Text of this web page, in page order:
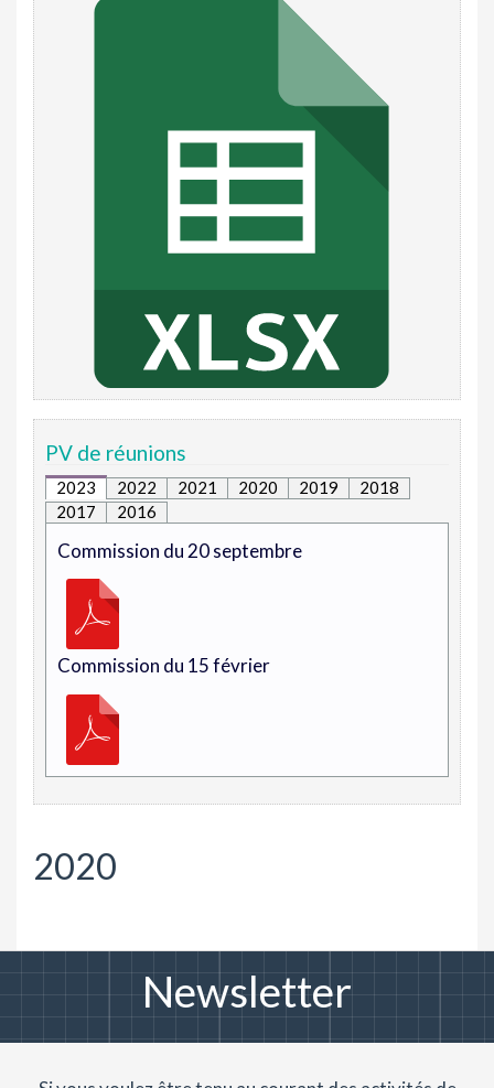
PV de réunions
2023 2022 2021 2020 2019
2018
2017
2016
Commission du 20 septembre
Commission du 15 février
2020
Newsletter